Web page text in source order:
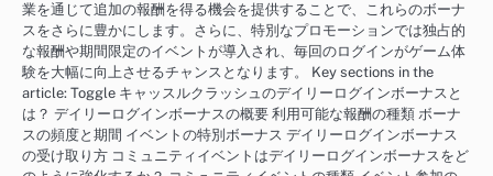
業を通じて追加の報酬を得る機会を提供することで、これらのボーナ
スをさらに豊かにします。さらに、特別なプロモーションでは独占的
な報酬や期間限定のイベントが導入され、毎回のログインがゲーム体
験を大幅に向上させるチャンスとなります。 Key sections in the
article: Toggle キャッスルクラッシュのデイリーログインボーナスと
は？ デイリーログインボーナスの概要 利用可能な報酬の種類 ボーナ
スの頻度と期間 イベントの特別ボーナス デイリーログインボーナス
の受け取り方 コミュニティイベントはデイリーログインボーナスをど